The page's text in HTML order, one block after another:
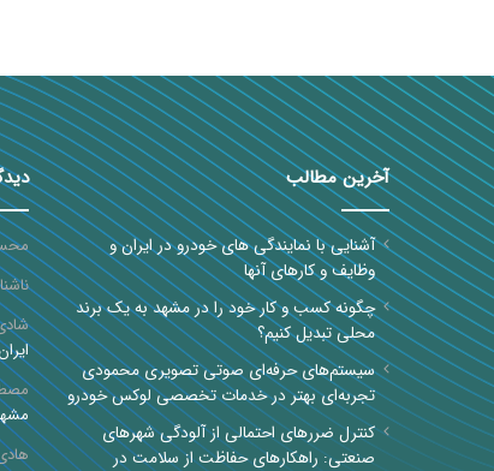
آخرین مطالب
آشنایی با نمایندگی های خودرو در ایران و
وظایف و کارهای آنها
چگونه کسب و کار خود را در مشهد به یک برند
محلی تبدیل کنیم؟
سیستم‌های حرفه‌ای صوتی تصویری محمودی
تجربه‌ای بهتر در خدمات تخصصی لوکس خودرو
کنترل ضررهای احتمالی از آلودگی شهرهای
صنعتی: راهکارهای حفاظت از سلامت در